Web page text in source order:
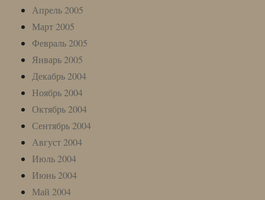
Апрель 2005
Март 2005
Февраль 2005
Январь 2005
Декабрь 2004
Ноябрь 2004
Октябрь 2004
Сентябрь 2004
Август 2004
Июль 2004
Июнь 2004
Май 2004